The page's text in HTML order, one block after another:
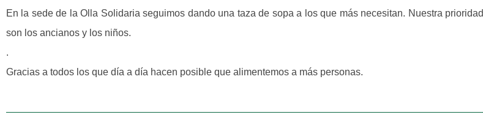
En la sede de la Olla Solidaria seguimos dando una taza de sopa a los que más necesitan. Nuestra prioridad
son los ancianos y los niños.
.
Gracias a todos los que día a día hacen posible que alimentemos a más personas.